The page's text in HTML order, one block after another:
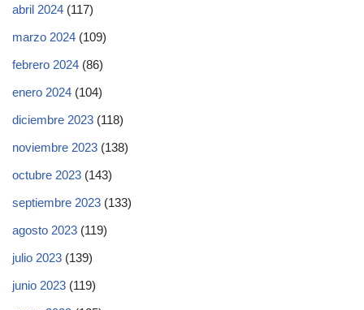
abril 2024 (117)
marzo 2024 (109)
febrero 2024 (86)
enero 2024 (104)
diciembre 2023 (118)
noviembre 2023 (138)
octubre 2023 (143)
septiembre 2023 (133)
agosto 2023 (119)
julio 2023 (139)
junio 2023 (119)